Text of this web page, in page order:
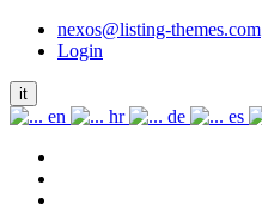
nexos@listing-themes.com
Login
it
en hr de es